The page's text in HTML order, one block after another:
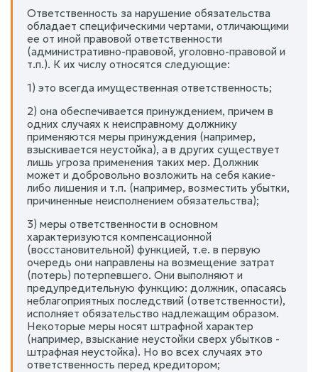
Ответственность за нарушение обязательства
обладает специфическими чертами, отличающими
ее от иной правовой ответственности
(административно-правовой, уголовно-правовой и
т.п.). К их числу относятся следующие:
1) это всегда имущественная ответственность;
2) она обеспечивается принуждением, причем в
одних случаях к неисправному должнику
применяются меры принуждения (например,
взыскивается неустойка), а в других существует
лишь угроза применения таких мер. Должник
может и добровольно возложить на себя какие-
либо лишения и т.п. (например, возместить убытки,
причиненные неисполнением обязательства);
3) меры ответственности в основном
характеризуются компенсационной
(восстановительной) функцией, т.е. в первую
очередь они направлены на возмещение затрат
(потерь) потерпевшего. Они выполняют и
предупредительную функцию: должник, опасаясь
неблагоприятных последствий (ответственности),
исполняет обязательство надлежащим образом.
Некоторые меры носят штрафной характер
(например, взыскание неустойки сверх убытков -
штрафная неустойка). Но во всех случаях это
ответственность перед кредитором;